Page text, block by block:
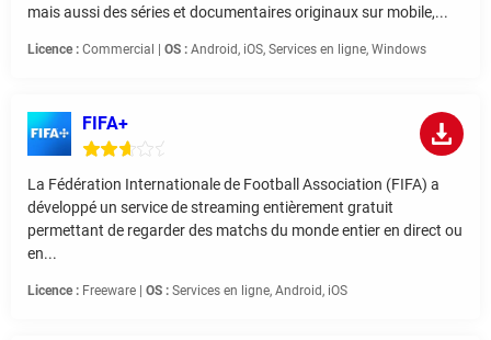
mais aussi des séries et documentaires originaux sur mobile,...
Licence : Commercial | OS : Android, iOS, Services en ligne, Windows
FIFA+
La Fédération Internationale de Football Association (FIFA) a
développé un service de streaming entièrement gratuit
permettant de regarder des matchs du monde entier en direct ou
en...
Licence : Freeware | OS : Services en ligne, Android, iOS